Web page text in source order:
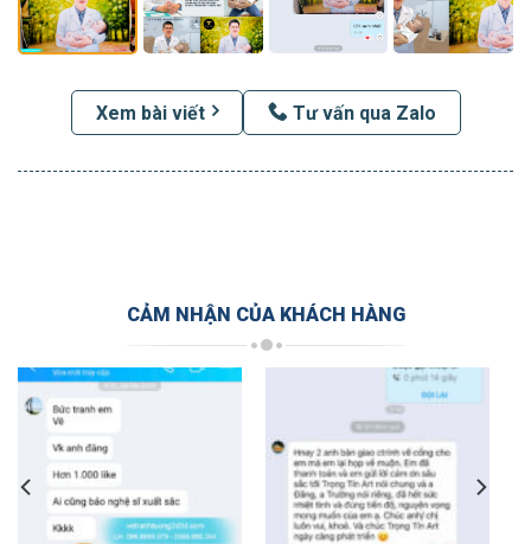
Xem bài viết Tư vấn qua Zalo
CẢM NHẬN CỦA KHÁCH HÀNG